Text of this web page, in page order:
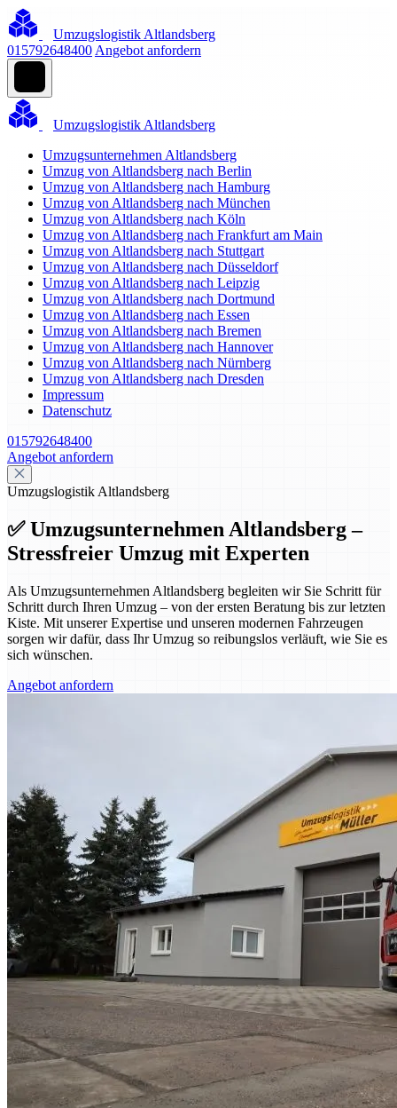
Umzugslogistik Altlandsberg
015792648400 Angebot anfordern
Umzugslogistik Altlandsberg
Umzugsunternehmen Altlandsberg
Umzug von Altlandsberg nach Berlin
Umzug von Altlandsberg nach Hamburg
Umzug von Altlandsberg nach München
Umzug von Altlandsberg nach Köln
Umzug von Altlandsberg nach Frankfurt am Main
Umzug von Altlandsberg nach Stuttgart
Umzug von Altlandsberg nach Düsseldorf
Umzug von Altlandsberg nach Leipzig
Umzug von Altlandsberg nach Dortmund
Umzug von Altlandsberg nach Essen
Umzug von Altlandsberg nach Bremen
Umzug von Altlandsberg nach Hannover
Umzug von Altlandsberg nach Nürnberg
Umzug von Altlandsberg nach Dresden
Impressum
Datenschutz
015792648400
Angebot anfordern
Umzugslogistik Altlandsberg
✅ Umzugsunternehmen Altlandsberg –
Stressfreier Umzug mit Experten
Als Umzugsunternehmen Altlandsberg begleiten wir Sie Schritt für
Schritt durch Ihren Umzug – von der ersten Beratung bis zur letzten
Kiste. Mit unserer Expertise und unseren modernen Fahrzeugen
sorgen wir dafür, dass Ihr Umzug so reibungslos verläuft, wie Sie es
sich wünschen.
Angebot anfordern